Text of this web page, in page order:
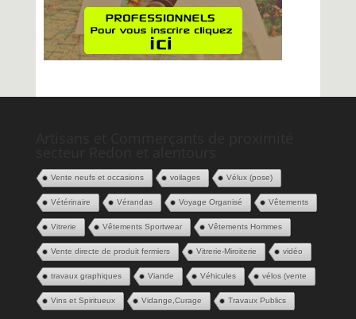
Vente neufs et occasions voilages Vélux (pose)
Vétérinaire Vérandas Voyage Organisé Vêtements
Vitrerie Vêtements Sportwear Vêtements Hommes
Vente directe de produit fermiers Vitrerie-Miroiterie vidéo
travaux graphiques Viande Véhicules vélos (vente
Vins et Spiritueux Vidange,Curage Travaux Publics